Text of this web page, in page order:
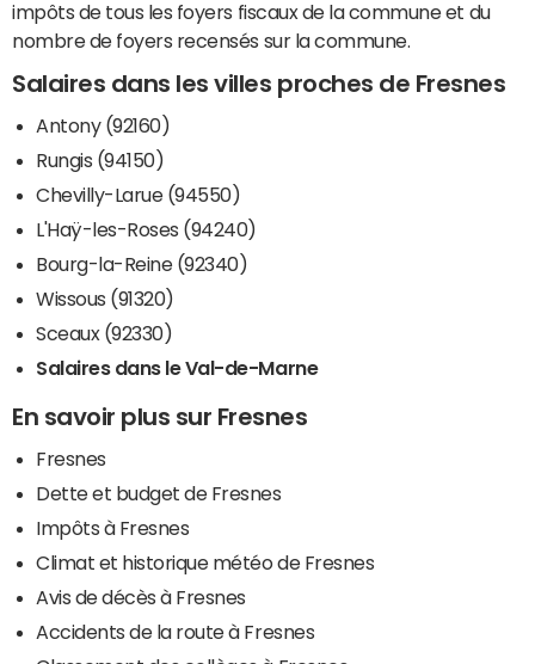
impôts de tous les foyers fiscaux de la commune et du
nombre de foyers recensés sur la commune.
Salaires dans les villes proches de Fresnes
Antony (92160)
Rungis (94150)
Chevilly-Larue (94550)
L'Haÿ-les-Roses (94240)
Bourg-la-Reine (92340)
Wissous (91320)
Sceaux (92330)
Salaires dans le Val-de-Marne
En savoir plus sur Fresnes
Fresnes
Dette et budget de Fresnes
Impôts à Fresnes
Climat et historique météo de Fresnes
Avis de décès à Fresnes
Accidents de la route à Fresnes